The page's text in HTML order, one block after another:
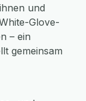
und
Glove-
– ein
gemeinsam